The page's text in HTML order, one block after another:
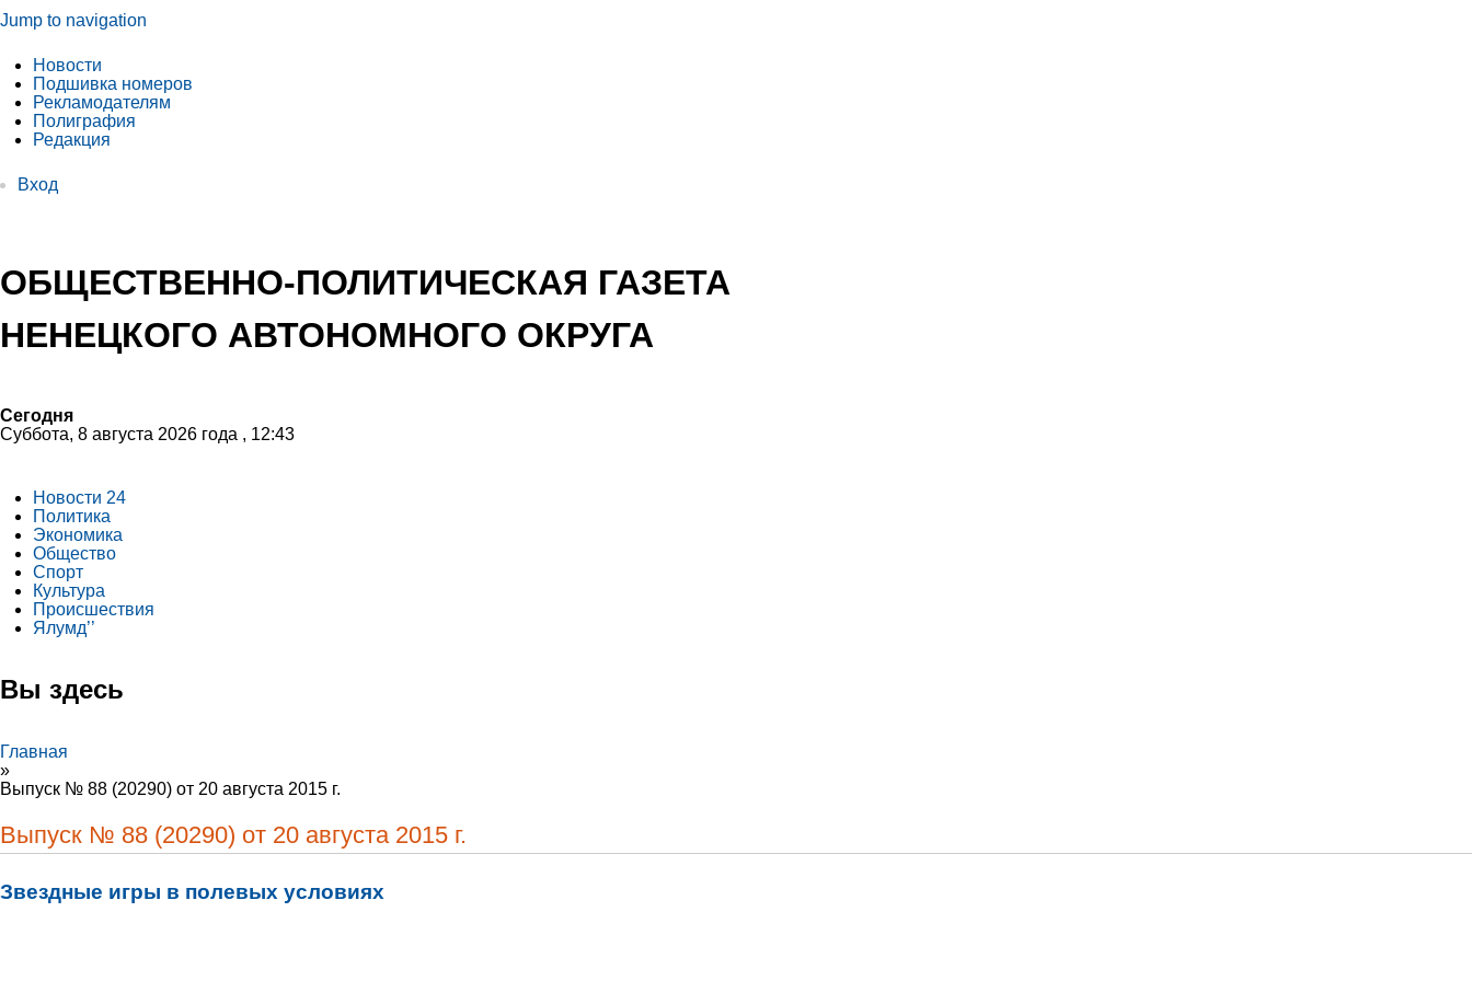
Jump to navigation
Новости
Подшивка номеров
Рекламодателям
Полиграфия
Редакция
Вход
ОБЩЕСТВЕННО-ПОЛИТИЧЕСКАЯ ГАЗЕТА
НЕНЕЦКОГО АВТОНОМНОГО ОКРУГА
Сегодня
Суббота, 8 августа 2026 года , 12:43
Новости 24
Политика
Экономика
Общество
Спорт
Культура
Происшествия
Ялумд’’
Вы здесь
Главная
»
Выпуск № 88 (20290) от 20 августа 2015 г.
Выпуск № 88 (20290) от 20 августа 2015 г.
Звездные игры в полевых условиях